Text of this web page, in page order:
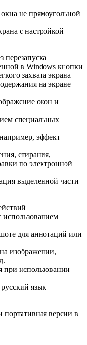
не прямоугольной
с настройкой
перезапуска
в Windows кнопки
захвата экрана
на экране
окон и
специальных
эффект
стирания,
по электронной
выделенной части
использованием
для аннотаций или
изображении,
при использовании
язык
портативная версии в